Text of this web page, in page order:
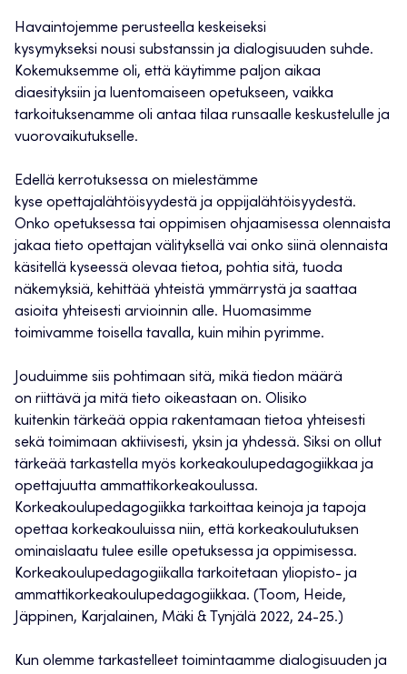
Havaintojemme perusteella keskeiseksi
kysymykseksi nousi substanssin ja dialogisuuden suhde.
Kokemuksemme oli, että käytimme paljon aikaa
diaesityksiin ja luentomaiseen opetukseen, vaikka
tarkoituksenamme oli antaa tilaa runsaalle keskustelulle ja
vuorovaikutukselle.
Edellä kerrotuksessa on mielestämme
kyse opettajalähtöisyydestä ja oppijalähtöisyydestä.
Onko opetuksessa tai oppimisen ohjaamisessa olennaista
jakaa tieto opettajan välityksellä vai onko siinä olennaista
käsitellä kyseessä olevaa tietoa, pohtia sitä, tuoda
näkemyksiä, kehittää yhteistä ymmärrystä ja saattaa
asioita yhteisesti arvioinnin alle. Huomasimme
toimivamme toisella tavalla, kuin mihin pyrimme.
Jouduimme siis pohtimaan sitä, mikä tiedon määrä
on riittävä ja mitä tieto oikeastaan on. Olisiko
kuitenkin tärkeää oppia rakentamaan tietoa yhteisesti
sekä toimimaan aktiivisesti, yksin ja yhdessä. Siksi on ollut
tärkeää tarkastella myös korkeakoulupedagogiikkaa ja
opettajuutta ammattikorkeakoulussa.
Korkeakoulupedagogiikka tarkoittaa keinoja ja tapoja
opettaa korkeakouluissa niin, että korkeakoulutuksen
ominaislaatu tulee esille opetuksessa ja oppimisessa.
Korkeakoulupedagogiikalla tarkoitetaan yliopisto- ja
ammattikorkeakoulupedagogiikkaa. (Toom, Heide,
Jäppinen, Karjalainen, Mäki & Tynjälä 2022, 24-25.)
Kun olemme tarkastelleet toimintaamme dialogisuuden ja